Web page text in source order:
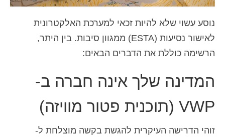
Nederlands
( הולנדית)
English
(אנגלית )
Suomi
(פינית
Français
(צרפתית)
גרמנית
נוסע עשוי שלא להיות זכאי למערכת האלקטרונית
לאישור נסיעות (ESTA) ממגוון סיבות. בין היתר,
הרשימה כוללת את הדברים הבאים:
המדינה שלך אינה חברה ב-
VWP (תוכנית פטור מוויזה)
זוהי הדרישה העיקרית להגשת בקשה מוצלחת ל-